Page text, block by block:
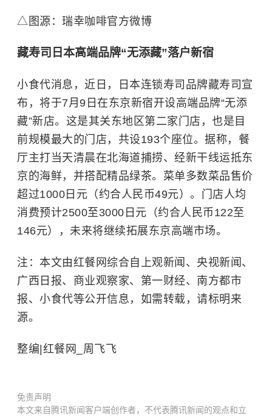
△图源：瑞幸咖啡官方微博
藏寿司日本高端品牌“无添藏”落户新宿
小食代消息，近日，日本连锁寿司品牌藏寿司宣
布，将于7月9日在东京新宿开设高端品牌“无添
藏”新店。这是其关东地区第二家门店，也是目
前规模最大的门店，共设193个座位。据称，餐
厅主打当天清晨在北海道捕捞、经新干线运抵东
京的海鲜，并搭配精品绿茶。菜单多数菜品售价
超过1000日元（约合人民币49元）。门店人均
消费预计2500至3000日元（约合人民币122至
146元），未来将继续拓展东京高端市场。
注：本文由红餐网综合自上观新闻、央视新闻、
广西日报、商业观察家、第一财经、南方都市
报、小食代等公开信息，如需转载，请标明来
源。
整编|红餐网_周飞飞
免责声明
本文来自腾讯新闻客户端创作者，不代表腾讯新闻的观点和立